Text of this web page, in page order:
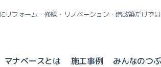
フォーム・修繕・リノベーション・増改築だけで
マナベースとは 施工事例 みんなのつ